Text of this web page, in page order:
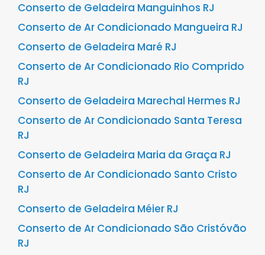
Conserto de Geladeira Manguinhos RJ
Conserto de Ar Condicionado Mangueira RJ
Conserto de Geladeira Maré RJ
Conserto de Ar Condicionado Rio Comprido
RJ
Conserto de Geladeira Marechal Hermes RJ
Conserto de Ar Condicionado Santa Teresa
RJ
Conserto de Geladeira Maria da Graça RJ
Conserto de Ar Condicionado Santo Cristo
RJ
Conserto de Geladeira Méier RJ
Conserto de Ar Condicionado São Cristóvão
RJ